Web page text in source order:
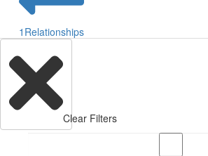
1 Relationships
Clear Filters